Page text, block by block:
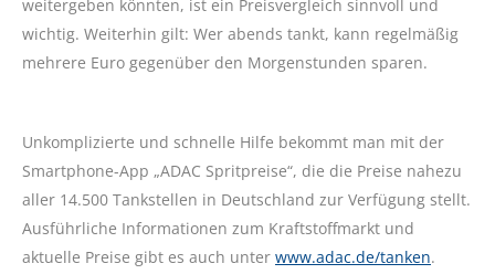
weitergeben könnten, ist ein Preisvergleich sinnvoll und
wichtig. Weiterhin gilt: Wer abends tankt, kann regelmäßig
mehrere Euro gegenüber den Morgenstunden sparen.
Unkomplizierte und schnelle Hilfe bekommt man mit der
Smartphone-App „ADAC Spritpreise“, die die Preise nahezu
aller 14.500 Tankstellen in Deutschland zur Verfügung stellt.
Ausführliche Informationen zum Kraftstoffmarkt und
aktuelle Preise gibt es auch unter www.adac.de/tanken.